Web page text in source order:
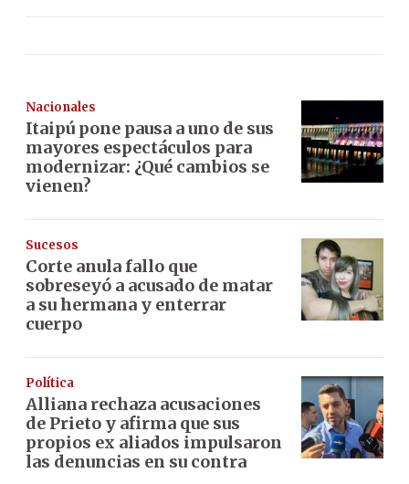
Nacionales
Itaipú pone pausa a uno de sus
mayores espectáculos para
modernizar: ¿Qué cambios se
vienen?
Sucesos
Corte anula fallo que
sobreseyó a acusado de matar
a su hermana y enterrar
cuerpo
Política
Alliana rechaza acusaciones
de Prieto y afirma que sus
propios ex aliados impulsaron
las denuncias en su contra